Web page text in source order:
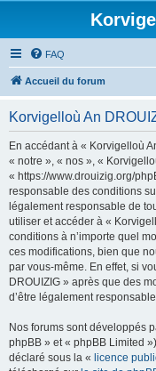
FAQ
Accueil du forum
Korvigelloù An
En accédant à « Korvigelloù
« notre », « nos », «
« https://www.drouizig.org/
responsable des conditions
légalement responsable de
utiliser et accéder à «
conditions à n’importe quel
ces modifications, bien que
par vous-même. En effet, si
DROUIZIG » après que des
d’être légalement
Nos forums sont développés
phpBB » et « phpBB Limited
déclaré sous la « licence